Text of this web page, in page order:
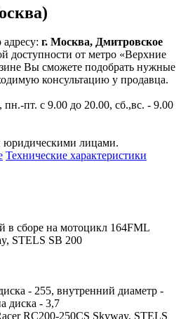
г. Москва, Дмитровское
доступности от метро «Верхние
Вы сможете подобрать нужные
консультацию у продавца.
пт. с 9.00 до 20.00, сб.,вс. - 9.00
юридическими лицами.
Технические характеристики
в сборе на мотоцикл 164FML
STELS SB 200
- 255, внутренний диаметр -
диска - 3,7
RC200-250CS Skyway, STELS